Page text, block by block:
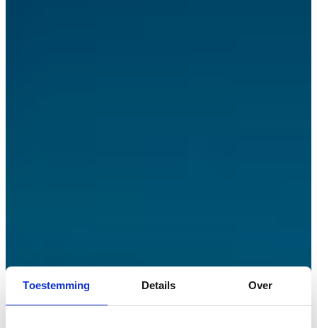
Toestemming Details Over